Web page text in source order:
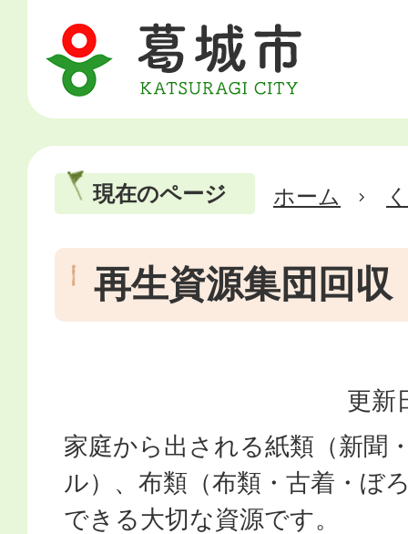
現在のページ ホーム
再生資源集団回収
更新
家庭から出される紙類（新聞
ル）、布類（布類・古着・ぼ
できる大切な資源です。